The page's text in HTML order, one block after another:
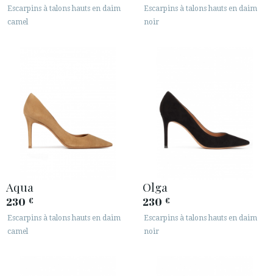
Escarpins à talons hauts en daim
camel
Escarpins à talons hauts en daim
noir
Aqua
230 €
Escarpins à talons hauts en daim
camel
Olga
230 €
Escarpins à talons hauts en daim
noir